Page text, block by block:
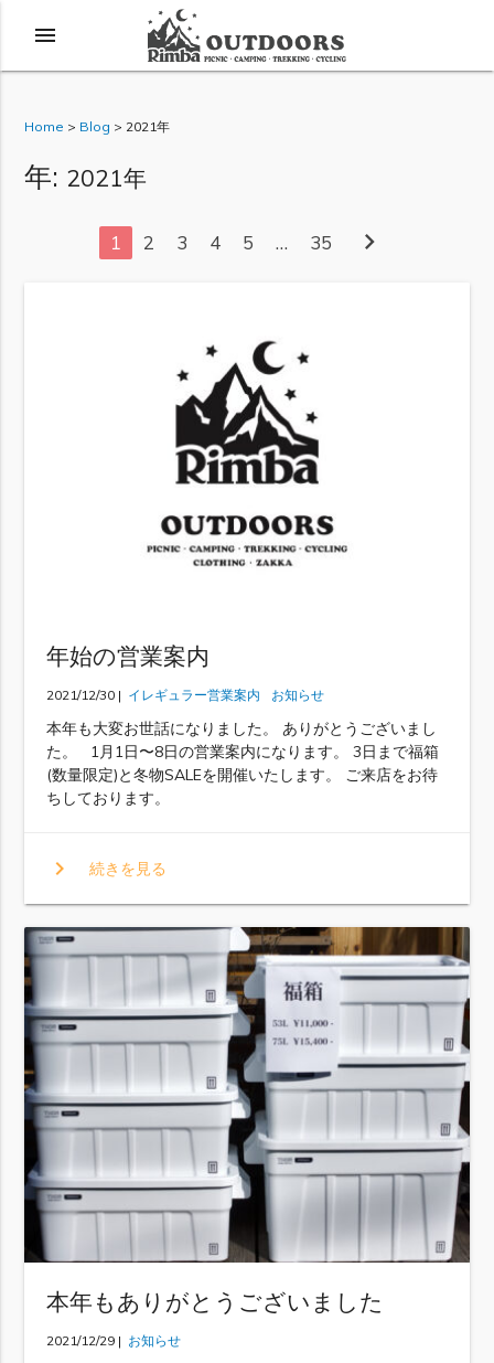
menu
Home > Blog > 2021年
年: 2021年
1 2 3 4 5 … 35 chevron_right
年始の営業案内
2021/12/30 | イレギュラー営業案内 お知らせ
本年も大変お世話になりました。 ありがとうございまし
た。 1月1日〜8日の営業案内になります。 3日まで福箱
(数量限定)と冬物SALEを開催いたします。 ご来店をお待
ちしております。
chevron_right 続きを見る
本年もありがとうございました
2021/12/29 | お知らせ